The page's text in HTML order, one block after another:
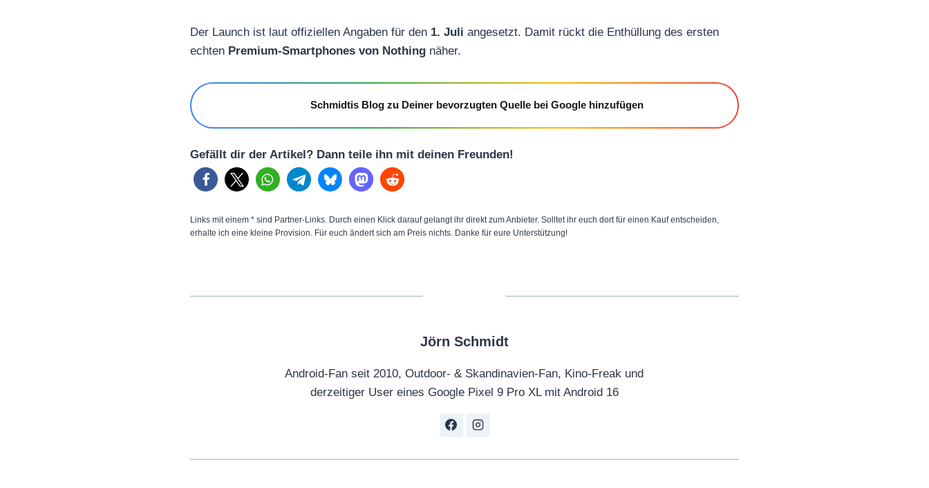
Der Launch ist laut offiziellen Angaben für den 1. Juli angesetzt. Damit rückt die Enthüllung des ersten
echten Premium-Smartphones von Nothing näher.
Schmidtis Blog zu Deiner bevorzugten Quelle bei Google hinzufügen
Gefällt dir der Artikel? Dann teile ihn mit deinen Freunden!
Links mit einem * sind Partner-Links. Durch einen Klick darauf gelangt ihr direkt zum Anbieter. Solltet ihr euch dort für einen Kauf entscheiden,
erhalte ich eine kleine Provision. Für euch ändert sich am Preis nichts. Danke für eure Unterstützung!
Jörn Schmidt
Android-Fan seit 2010, Outdoor- & Skandinavien-Fan, Kino-Freak und
derzeitiger User eines Google Pixel 9 Pro XL mit Android 16